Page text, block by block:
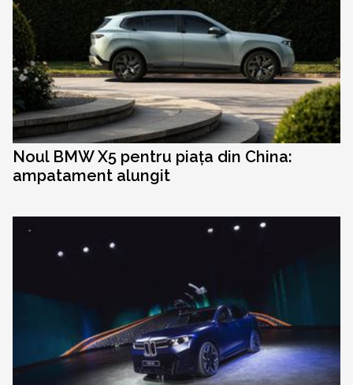
Noul BMW X5 pentru piața din China:
ampatament alungit